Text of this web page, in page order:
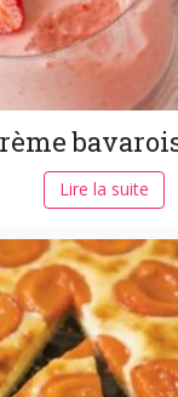
Lire la suite